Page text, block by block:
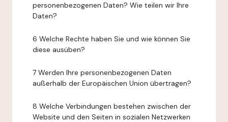
personenbezogenen Daten? Wie teilen wir Ihre
Daten?
6 Welche Rechte haben Sie und wie können Sie
diese ausüben?
7 Werden Ihre personenbezogenen Daten
außerhalb der Europäischen Union übertragen?
8 Welche Verbindungen bestehen zwischen der
Website und den Seiten in sozialen Netzwerken